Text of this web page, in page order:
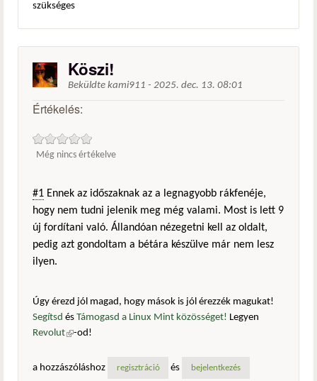
szükséges
Köszi!
Beküldte kami911 - 2025. dec. 13. 08:01
Értékelés:
Még nincs értékelve
#1 Ennek az időszaknak az a legnagyobb rákfenéje,
hogy nem tudni jelenik meg még valami. Most is lett 9
új fordítani való. Állandóan nézegetni kell az oldalt,
pedig azt gondoltam a bétára készülve már nem lesz
ilyen.
Úgy érezd jól magad, hogy mások is jól érezzék magukat!
Segítsd és Támogasd a Linux Mint közösséget! Legyen
Revolut(külső hivatkozás)
-od!
a hozzászóláshoz regisztráció és bejelentkezés